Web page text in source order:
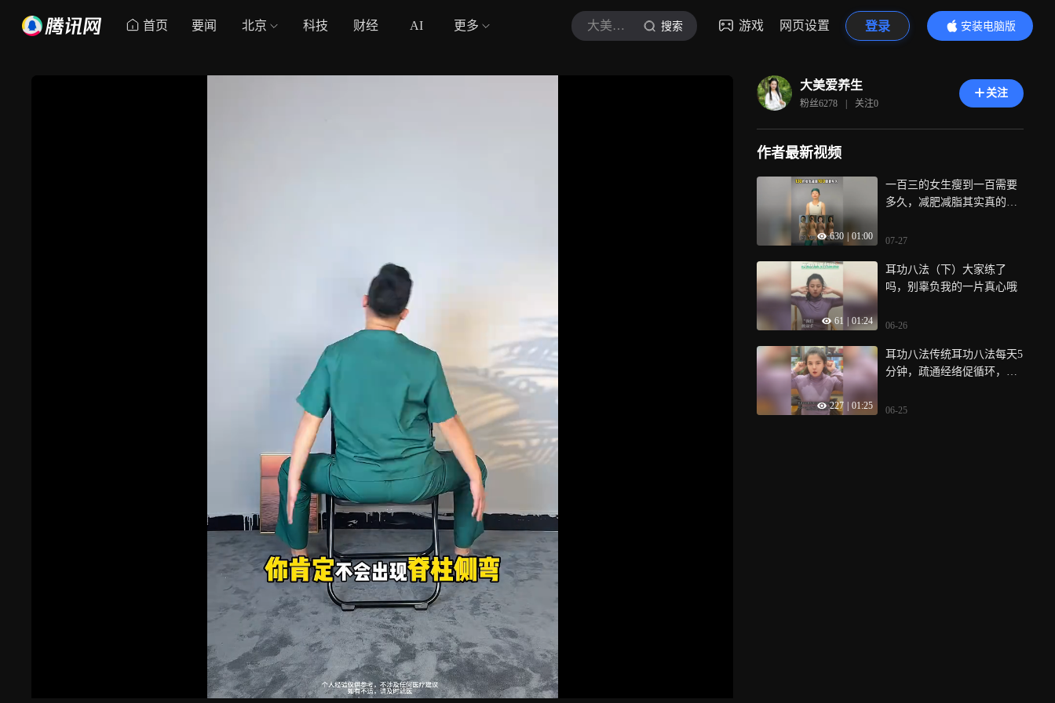
首页 要闻 北京 科技 财经 AI 更多 大美爱养生 搜索 游戏 网页设置 登录
安装电脑版
内容更精彩
大美爱养生
粉丝6278 | 关注0
关注
作者最新视频
630 01:00
一百三的女生瘦到一百需要
多久，减肥减脂其实真的很
07-27
61 01:24
耳功八法（下）大家练了
吗，别辜负我的一片真心哦
06-26
227 01:25
耳功八法传统耳功八法每天5
分钟，疏通经络促循环，缓
06-25